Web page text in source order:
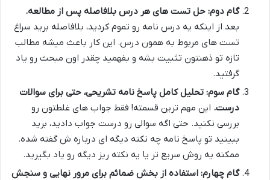
گام دوم: حل تست های هر درس بلافاصله پس از مطالعه.
بعد از اینکه یه درس نامه رو تموم کردید، بلافاصله برید سراغ
تست های مربوط به همون درس. این کار باعث میشه مطالب
تازه تو ذهنتون تثبیت بشه و بفهمید چقدر اون مبحث رو یاد
گرفتید.
گام سوم: تحلیل کامل پاسخ نامه تشریحی، حتی برای سوالات
درست. این مهم ترین قسمته! فقط جواب های غلطتون رو
بررسی نکنید. حتی اگه سوالی رو درست جواب دادید، برید
ببینید تو پاسخ نامه چه نکته دیگه ای درباره ش گفته شده.
ممکنه یه روش سریع تر یا یه نکته ریز دیگه رو یاد بگیرید.
گام چهارم: استفاده از بخش ضمائم برای مرور نهایی و سنجش